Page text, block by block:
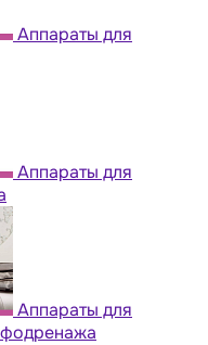
Аппараты для
Аппараты для
Аппараты для